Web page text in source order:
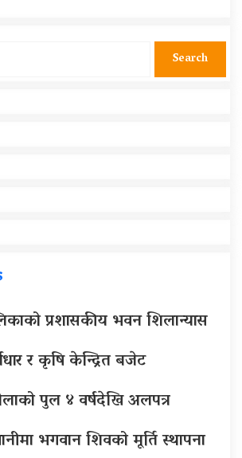
प्रशासकीय भवन शिलान्यास
र कृषि केन्द्रित बजेट
पुल ४ वर्षदेखि अलपत्र
भगवान शिवको मूर्ति स्थापना